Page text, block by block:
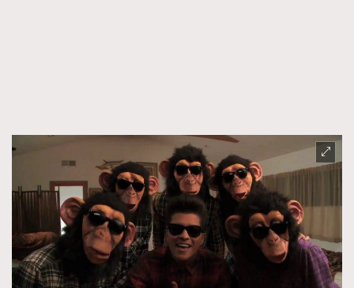
EmpowerF
FashionWeek FigaroAesthetic